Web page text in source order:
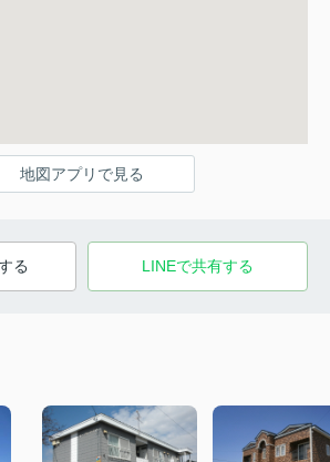
地図アプリで見る
る LINEで共有する